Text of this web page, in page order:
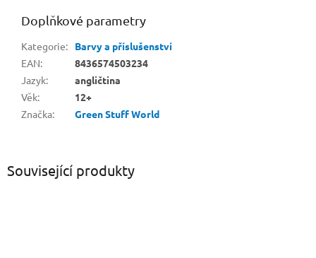
Související produkty
Doplňkové parametry
Kategorie:
Barvy a příslušenství
EAN:
8436574503234
Jazyk:
angličtina
Věk:
12+
Značka: Green Stuff World